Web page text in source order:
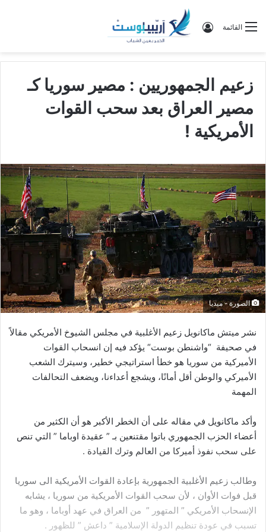
القائمة تسجيل الدخول
زعيم الجمهوريين : مصير سوريا كـ
مصير العراق بعد سحب القوات
الأمريكية !
الصورة - ميديا
نشر ميتش ماكانويل زعيم الأغلبية في مجلس الشيوخ الأمريكي مقالاً
في صحيفة “واشنطن بوست“ يؤكد فيه إن انسحاب القوات
الأميركية من سوريا هو خطأ استراتيجي خطير، وسيترك الشعب
الأميركي والوطن أقل أمانًا، ويشجع أعداءنا، ويضعف التحالفات
المهمة
وأكد ماكانويل في مقاله على أن الخطر الأكبر هو أن الكثير من
أعضاء الحزب الجمهوري باتوا مقتنعين بـ” عقيدة اوباما ” التي تنص
على سحب نفوذ أميركا من العالم وترك القيادة .
وطالب زعيم الأغلبية الجمهورية بإعادة القوات الأمريكية الى سوريا
قبل فوات الأوان ، لأن سحب القوات الأمريكية من سوريا ، يشابه
الإنسحاب الأمريكي ” المتهور ” من العراق في عهد أوباما ، وهو ما
تسبب في عودة تنظيم الدولة الإسلامية ” داعش ” للظهور .